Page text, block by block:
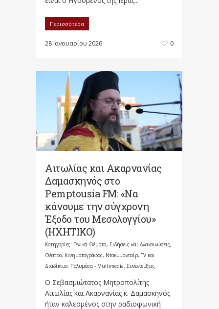
Περισσότερα
28 Ιανουαρίου 2026 0
Αιτωλίας και Ακαρνανίας
Δαμασκηνός στο
Pemptousia FM: «Να
κάνουμε την σύγχρονη
Έξοδο του Μεσολογγίου»
(ΗΧΗΤΙΚΟ)
Κατηγορίες: Γενικά Θέματα, Ειδήσεις και Ανακοινώσεις,
Θέατρο, Κινηματογράφος, Ντοκυμανταίρ, TV και
Διαδίκτυο, Πολυμέσα - Multimedia, Συνεντεύξεις
Ο Σεβασμιώτατος Μητροπολίτης
Αιτωλίας και Ακαρνανίας κ. Δαμασκηνός
ήταν καλεσμένος στην ραδιοφωνική